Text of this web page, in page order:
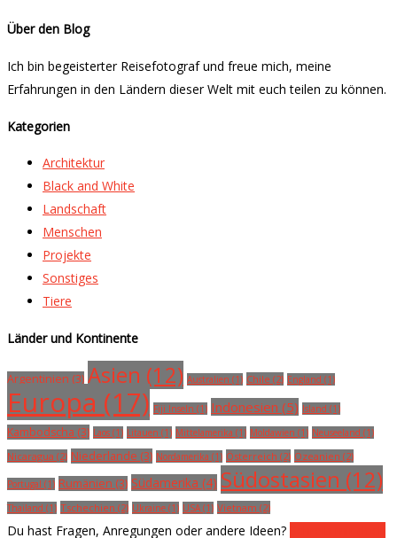
Über den Blog
Ich bin begeisterter Reisefotograf und freue mich, meine
Erfahrungen in den Ländern dieser Welt mit euch teilen zu können.
Kategorien
Architektur
Black and White
Landschaft
Menschen
Projekte
Sonstiges
Tiere
Länder und Kontinente
Argentinien (3) Asien (12) Australien (1) Chile (2) England (1)
Europa (17) Fiji Inseln (1) Indonesien (5) Island (1)
Kambodscha (3) Laos (1) Litauen (1) Mittelamerika (1) Moldawien (1) Neuseeland (1)
Nicaragua (2) Niederlande (3) Nordamerika (1) Österreich (2) Ozeanien (2)
Portugal (1) Rumänien (3) Südamerika (4) Südostasien (12)
Thailand (1) Tschechien (2) Ukraine (1) USA (1) Vietnam (2)
Du hast Fragen, Anregungen oder andere Ideen?